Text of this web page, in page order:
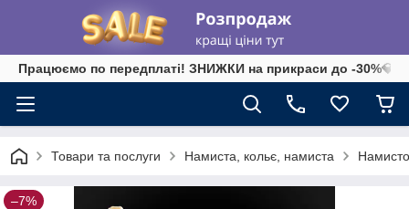
Працюємо по передплаті! ЗНИЖКИ на прикраси до -30%💎
Товари та послуги Намиста, кольє, намиста
–7%